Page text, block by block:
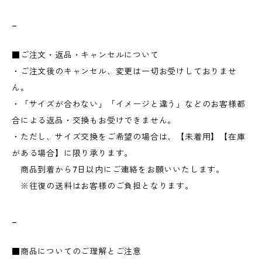
■ご注文・返品・キャンセルについて
・ご注文後のキャンセル、変更は一切お受けしておりませ
ん。
・「サイズが合わない」「イメージと違う」などのお客様都
合による返品・交換もお受けできません。
・ただし、サイズ交換をご希望の場合は、【未着用】【在庫
がある場合】に限り承ります。
商品到着から7日以内にご連絡をお願いいたします。
※往復の送料はお客様のご負担となります。
■商品についてのご理解とご注意